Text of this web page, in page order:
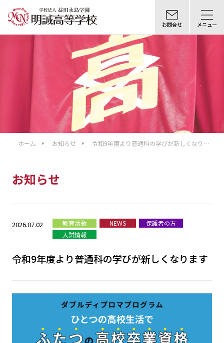
お問合せ メニュー
ホーム お知らせ
令和9年度より普通科の学びが新しくなりま
お知らせ
2026.07.02 教育活動 NEWS
保護者の方
入試情報
令和9年度より普通科の学びが新しくなります